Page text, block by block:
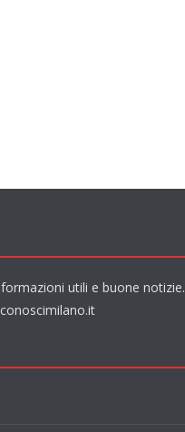
utili e buone notizie.